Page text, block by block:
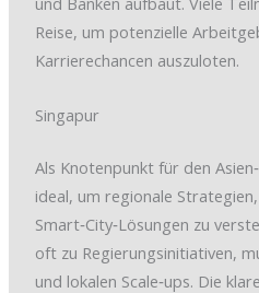
Reise, um potenzielle
Karrierechancen auszuloten.
Singapur
Als Knotenpunkt für den
ideal, um regionale
Smart‑City‑Lösungen zu
oft zu Regierungsinitiativen,
und lokalen Scale‑ups. Die